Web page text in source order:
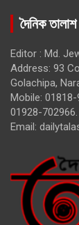
দৈনিক
Editor : Md.
Address: 93
Golachipa,
Mobile: 01818-
01928-702966.
Email: